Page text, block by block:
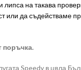
липса на такава
или да съдействаме
поръчка.
Speedy в цяла